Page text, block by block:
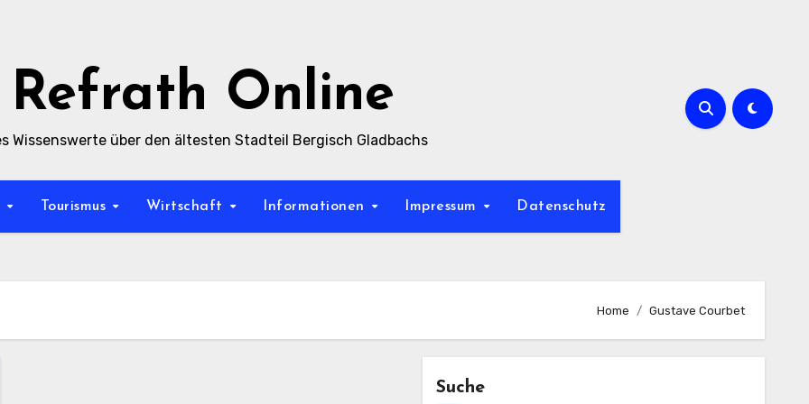
Refrath Online
Wissenswerte über den ältesten Stadteil Bergisch Gladbachs
Tourismus Wirtschaft Informationen Impressum Datenschutz
Home Gustave Courbet
Suche